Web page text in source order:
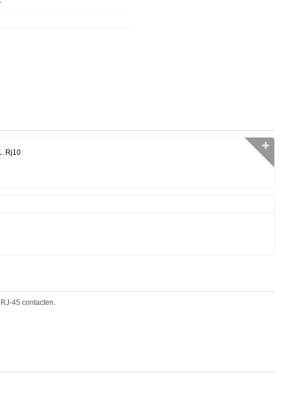
Rj10
✛
45 contacten.